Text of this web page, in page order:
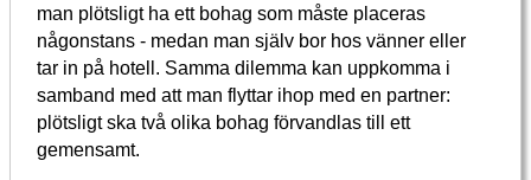
man plötsligt ha ett bohag som måste placeras
någonstans - medan man själv bor hos vänner eller
tar in på hotell. Samma dilemma kan uppkomma i
samband med att man flyttar ihop med en partner:
plötsligt ska två olika bohag förvandlas till ett
gemensamt.